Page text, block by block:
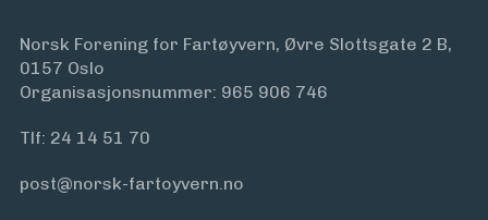
Norsk Forening for Fartøyvern, Øvre Slottsgate 2 B,
0157 Oslo
Organisasjonsnummer: 965 906 746
Tlf: 24 14 51 70
post@norsk-fartoyvern.no